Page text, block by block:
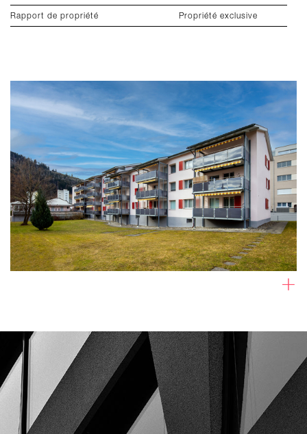
Rapport de propriété Propriété exclusive